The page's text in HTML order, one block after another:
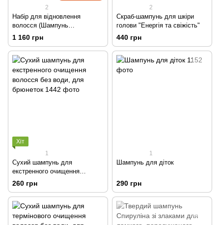
2
Набір для відновлення
волосся (Шампунь
Відновлюючий, бальзам для
пористого волосся, спрей-
термозахист у подарунок)
1 160 грн
2
Скраб-шампунь для шкіри
голови "Енергія та свіжість"
440 грн
Хіт
1
Сухий шампунь для
екстренного очищення
волосся без води, для
брюнеток
260 грн
1
Шампунь для діток
290 грн